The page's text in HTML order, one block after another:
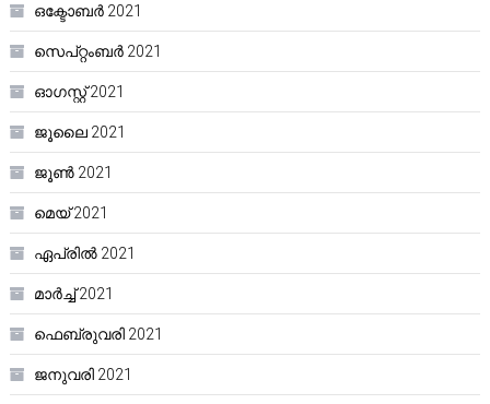
ഒക്ടോബർ 2021
സെപ്റ്റംബർ 2021
ഓഗസ്റ്റ്‌ 2021
ജൂലൈ 2021
ജൂൺ 2021
മെയ്‌ 2021
ഏപ്രിൽ 2021
മാർച്ച്‌ 2021
ഫെബ്രുവരി 2021
ജനുവരി 2021